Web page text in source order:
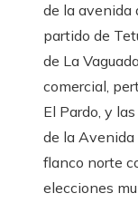
de la avenida
partido de
de La
comercial,
El Pardo, y
de la Avenida
flanco norte
elecciones